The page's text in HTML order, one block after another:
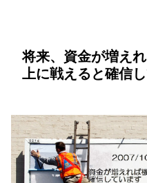
将来、資金が増え
上に戦えると確信